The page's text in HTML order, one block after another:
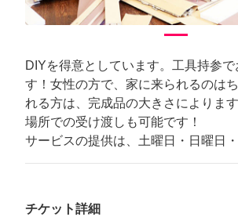
DIYを得意としています。工具持参で
す！女性の方で、家に来られるのは
れる方は、完成品の大きさによりま
場所での受け渡しも可能です！
サービスの提供は、土曜日・日曜日
チケット詳細